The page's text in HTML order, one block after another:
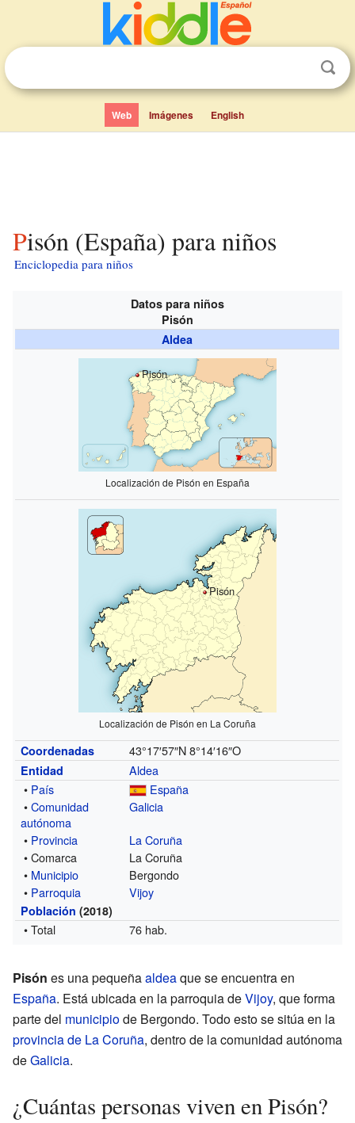
Web Imágenes English
Pisón (España) para niños
Enciclopedia para niños
Datos para niños
Pisón
Aldea
Pisón
Localización de Pisón en España
Pisón
Localización de Pisón en La Coruña
Coordenadas 43°17′57″N 8°14′16″O
Entidad
Aldea
• País
España
•Comunidad
autónoma
Galicia
• Provincia
La Coruña
• Comarca
La Coruña
• Municipio
Bergondo
• Parroquia Vijoy
Población (2018)
• Total 76 hab.
Pisón es una pequeñaaldeaque se encuentra en
España. Está ubicada en la parroquia deVijoy, que forma
parte del municipiode Bergondo. Todo esto se sitúa en la
provincia de La Coruña, dentro de la comunidad autónoma
deGalicia.
¿Cuántas personas viven en Pisón?